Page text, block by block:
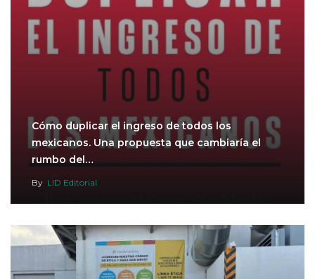
Cómo duplicar el ingreso de todos los
mexicanos. Una propuesta que cambiaría el
rumbo del…
By LID Editorial